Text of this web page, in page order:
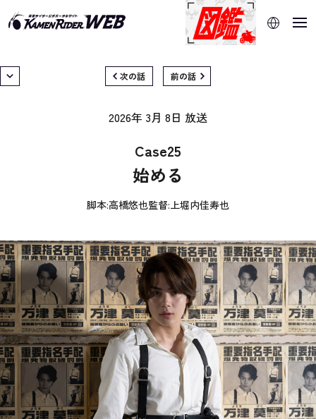
当サイトでは、機械的な自動翻訳サービスを使用していま
す。指定した言語に切り替わらないページは、ブラウザの翻
訳機能をご利用ください。
次の話 前の話
2026年 3月 8日 放送
Case25
始める
脚本:高橋悠也監督:上堀内佳寿也